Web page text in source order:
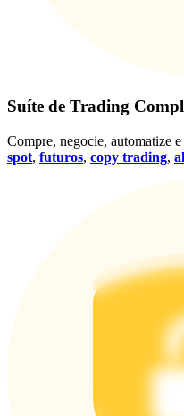
Suíte de Trading
Compre, negocie, automatize
spot, futuros, copy trading,